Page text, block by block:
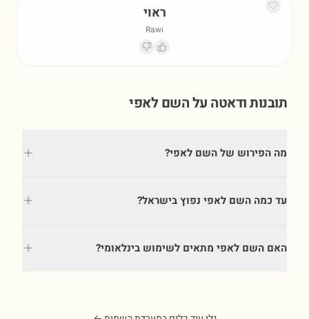
ראוי
Rawi
תובנות ודאטה על השםלאפי
מה הפירוש של השם לאפי?
עד כמה השם לאפי נפוץ בישראל?
האם השם לאפי מתאים לשימוש בינלאומי?